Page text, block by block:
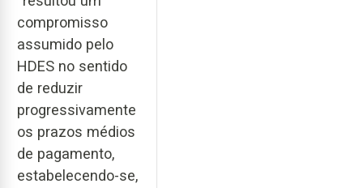
compromisso
assumido pelo
HDES no sentido
de reduzir
progressivamente
os prazos médios
de pagamento,
estabelecendo-se,